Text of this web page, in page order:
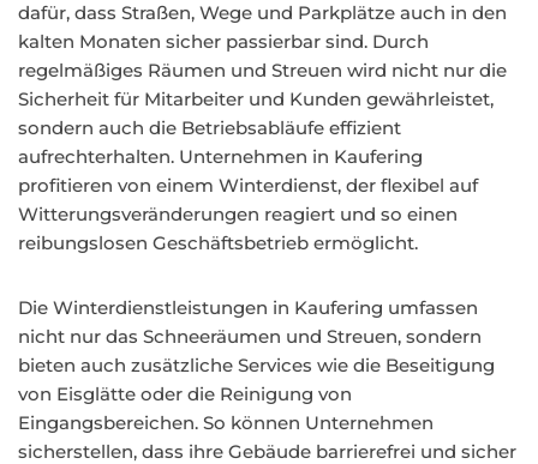
dafür, dass Straßen, Wege und Parkplätze auch in den
kalten Monaten sicher passierbar sind. Durch
regelmäßiges Räumen und Streuen wird nicht nur die
Sicherheit für Mitarbeiter und Kunden gewährleistet,
sondern auch die Betriebsabläufe effizient
aufrechterhalten. Unternehmen in Kaufering
profitieren von einem Winterdienst, der flexibel auf
Witterungsveränderungen reagiert und so einen
reibungslosen Geschäftsbetrieb ermöglicht.
Die Winterdienstleistungen in Kaufering umfassen
nicht nur das Schneeräumen und Streuen, sondern
bieten auch zusätzliche Services wie die Beseitigung
von Eisglätte oder die Reinigung von
Eingangsbereichen. So können Unternehmen
sicherstellen, dass ihre Gebäude barrierefrei und sicher